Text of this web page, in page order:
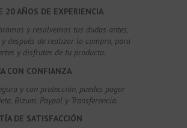
20 AÑOS DE EXPERIENCIA
y resolvemos tus dudas antes,
después de realizar la compra, para
y disfrutes de tu producto.
CON CONFIANZA
y con protección, puedes pagar
Bizum, Paypal y Transferencia.
DE SATISFACCIÓN